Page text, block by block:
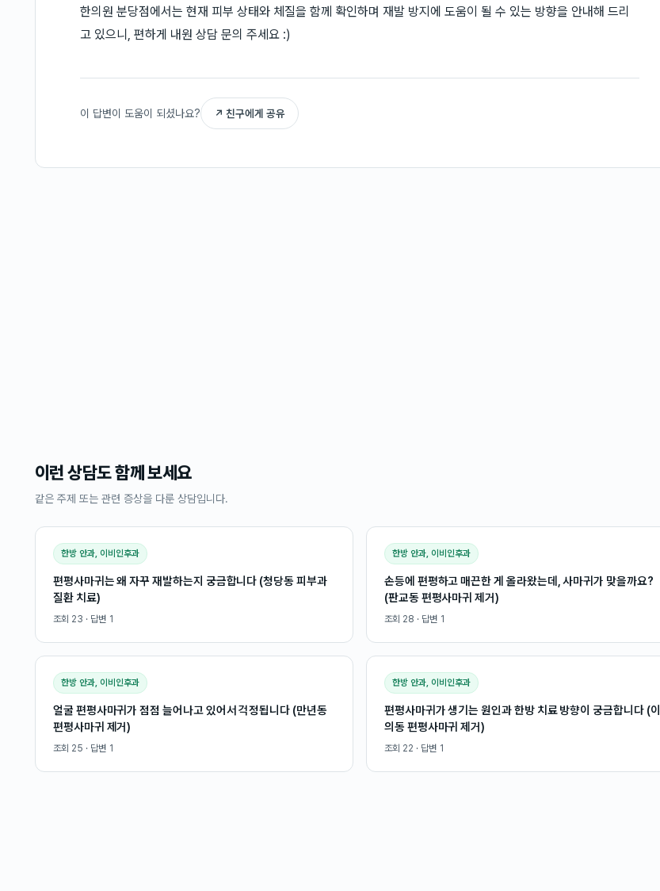
한의원 분당점에서는 현재 피부 상태와 체질을 함께 확인하며 재발 방지에 도움이 될 수 있는 방향을 안내해 드리
고 있으니, 편하게 내원 상담 문의 주세요 :)
이 답변이 도움이 되셨나요? ↗ 친구에게 공유
이런 상담도 함께 보세요
같은 주제 또는 관련 증상을 다룬 상담입니다.
한방 안과, 이비인후과
편평사마귀는 왜 자꾸 재발하는지 궁금합니다 (청당동 피부과
질환 치료)
조회 23 · 답변 1
한방 안과, 이비인후과
손등에 편평하고 매끈한 게 올라왔는데, 사마귀가 맞을까요?
(판교동 편평사마귀 제거)
조회 28 · 답변 1
한방 안과, 이비인후과
얼굴 편평사마귀가 점점 늘어나고 있어서 걱정됩니다 (만년동
편평사마귀 제거)
조회 25 · 답변 1
한방 안과, 이비인후과
편평사마귀가 생기는 원인과 한방 치료 방향이 궁금합니다 (이
의동 편평사마귀 제거)
조회 22 · 답변 1